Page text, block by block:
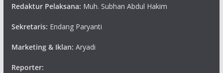
Redaktur Pelaksana: Muh. Subhan Abdul Hakim
Sekretaris: Endang Paryanti
Marketing & Iklan: Aryadi
Reporter: